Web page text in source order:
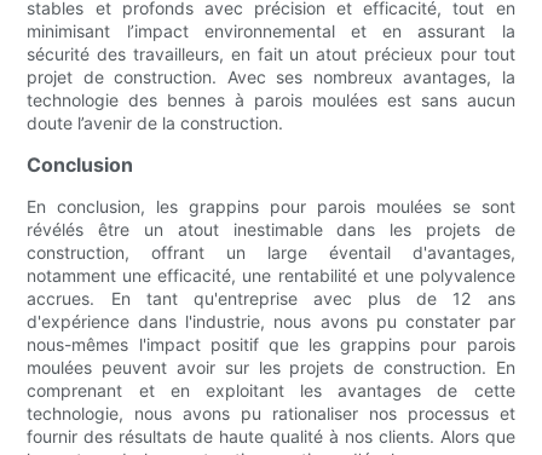
stables et profonds avec précision et efficacité, tout en
minimisant l’impact environnemental et en assurant la
sécurité des travailleurs, en fait un atout précieux pour tout
projet de construction. Avec ses nombreux avantages, la
technologie des bennes à parois moulées est sans aucun
doute l’avenir de la construction.
Conclusion
En conclusion, les grappins pour parois moulées se sont
révélés être un atout inestimable dans les projets de
construction, offrant un large éventail d'avantages,
notamment une efficacité, une rentabilité et une polyvalence
accrues. En tant qu'entreprise avec plus de 12 ans
d'expérience dans l'industrie, nous avons pu constater par
nous-mêmes l'impact positif que les grappins pour parois
moulées peuvent avoir sur les projets de construction. En
comprenant et en exploitant les avantages de cette
technologie, nous avons pu rationaliser nos processus et
fournir des résultats de haute qualité à nos clients. Alors que